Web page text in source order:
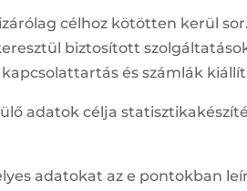
célhoz kötötten kerül
biztosított
és számlák
adatok célja
adatokat az e pontokban